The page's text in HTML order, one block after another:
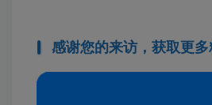
感谢您的来访，获取更多